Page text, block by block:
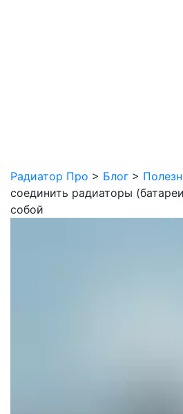
Радиатор Про > Блог >
соединить радиаторы
собой